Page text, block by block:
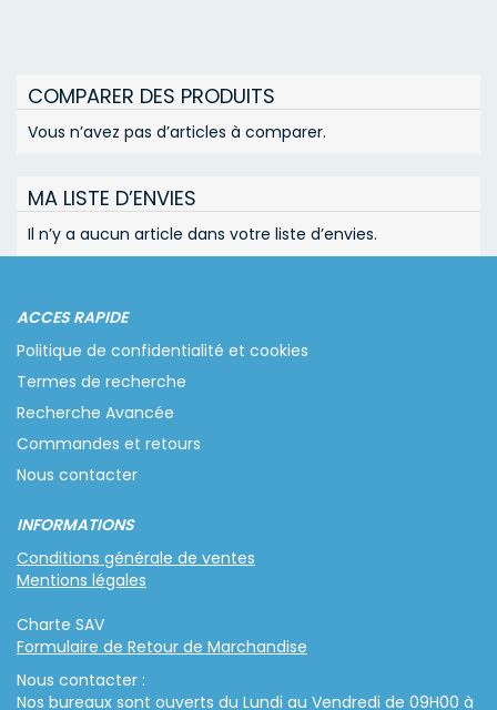
COMPARER DES PRODUITS
Vous n’avez pas d’articles à comparer.
MA LISTE D’ENVIES
Il n’y a aucun article dans votre liste d’envies.
ACCES RAPIDE
Politique de confidentialité et cookies
Termes de recherche
Recherche Avancée
Commandes et retours
Nous contacter
INFORMATIONS
Conditions générale de ventes
Mentions légales
Charte SAV
Formulaire de Retour de Marchandise
Nous contacter :
Nos bureaux sont ouverts du Lundi au Vendredi de 09H00 à